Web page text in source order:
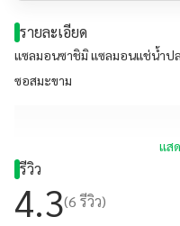
รายละเอียด
แซลมอนซาชิมิ แซลมอนแช่น้ำป
ซอสมะขาม
แส
รีวิว
4.3(6 รีวิว)